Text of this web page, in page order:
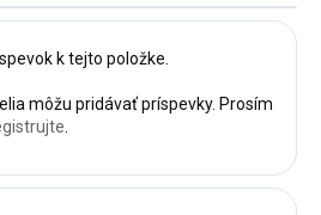
k tejto položke.
môžu pridávať príspevky. Prosím
.